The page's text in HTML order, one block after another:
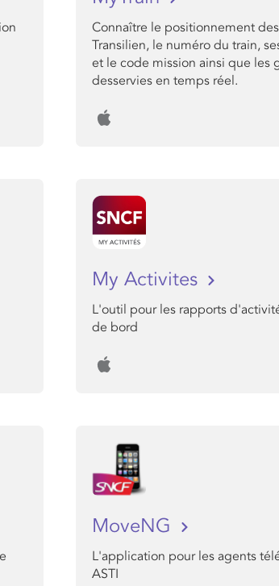
Connaître le positionnement
Transilien, le numéro du train,
et le code mission ainsi que les
desservies en temps réel.
My Activites
L'outil pour les rapports
de bord
MoveNG
L'application pour les agents
ASTI